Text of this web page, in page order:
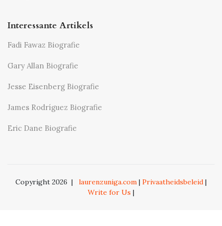
Interessante Artikels
Fadi Fawaz Biografie
Gary Allan Biografie
Jesse Eisenberg Biografie
James Rodríguez Biografie
Eric Dane Biografie
Copyright 2026 | laurenzuniga.com | Privaatheidsbeleid |
Write for Us |